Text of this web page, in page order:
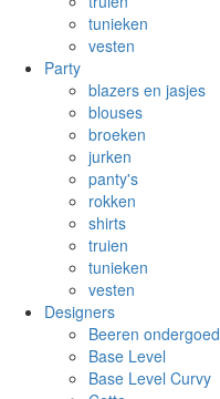
tunieken
vesten
Party
blazers en jasjes
blouses
broeken
jurken
panty's
rokken
shirts
truien
tunieken
vesten
Designers
Beeren ondergoed
Base Level
Base Level Curvy